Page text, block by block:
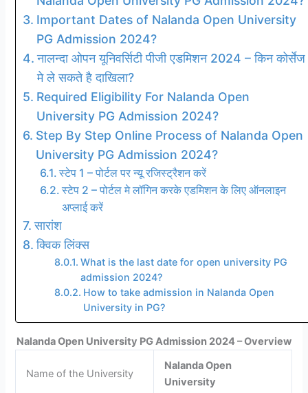
Important Dates of Nalanda Open University
PG Admission 2024?
नालन्दा ओपन यूनिवर्सिटी पीजी एडमिशन 2024 – किन कोर्सेज
मे ले सकते है दाखिला?
Required Eligibility For Nalanda Open
University PG Admission 2024?
Step By Step Online Process of Nalanda Open
University PG Admission 2024?
स्टेप 1 – पोर्टल पर न्यू रजिस्ट्रैशन करें
स्टेप 2 – पोर्टल मे लॉगिन करके एडमिशन के लिए ऑनलाइन
अप्लाई करें
सारांश
क्विक लिंक्स
What is the last date for open university PG
admission 2024?
How to take admission in Nalanda Open
University in PG?
Nalanda Open University PG Admission 2024 – Overview
Name of the University
Nalanda Open
University